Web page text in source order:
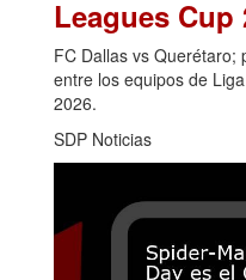
Leagues Cup
FC Dallas vs Querétaro;
entre los equipos de
2026.
SDP Noticias